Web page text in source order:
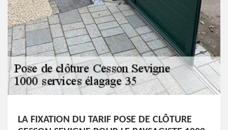
LA FIXATION DU TARIF POSE DE CLÔTURE